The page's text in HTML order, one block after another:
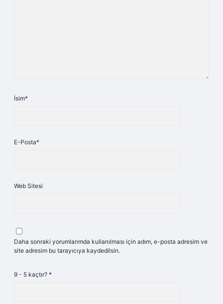
İsim*
E-Posta*
Web Sitesi
Daha sonraki yorumlarımda kullanılması için adım, e-posta adresim ve
site adresim bu tarayıcıya kaydedilsin.
9 - 5 kaçtır? *